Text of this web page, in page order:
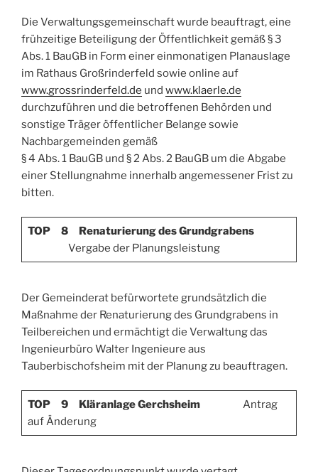
Die Verwaltungsgemeinschaft wurde beauftragt, eine
frühzeitige Beteiligung der Öffentlichkeit gemäß § 3
Abs. 1 BauGB in Form einer einmonatigen Planauslage
im Rathaus Großrinderfeld sowie online auf
www.grossrinderfeld.de und www.klaerle.de
durchzuführen und die betroffenen Behörden und
sonstige Träger öffentlicher Belange sowie
Nachbargemeinden gemäß
§ 4 Abs. 1 BauGB und § 2 Abs. 2 BauGB um die Abgabe
einer Stellungnahme innerhalb ange­messener Frist zu
bitten.
TOP 8 Renaturierung des Grundgrabens
Vergabe der Planungsleistung
Der Gemeinderat befürwortete grundsätzlich die
Maßnahme der Renaturierung des Grund­grabens in
Teilbereichen und ermächtigt die Verwaltung das
Ingenieurbüro Walter Ingenieure aus
Tauberbischofsheim mit der Planung zu beauftragen.
TOP 9 Kläranlage Gerchsheim
Antrag
auf Änderung